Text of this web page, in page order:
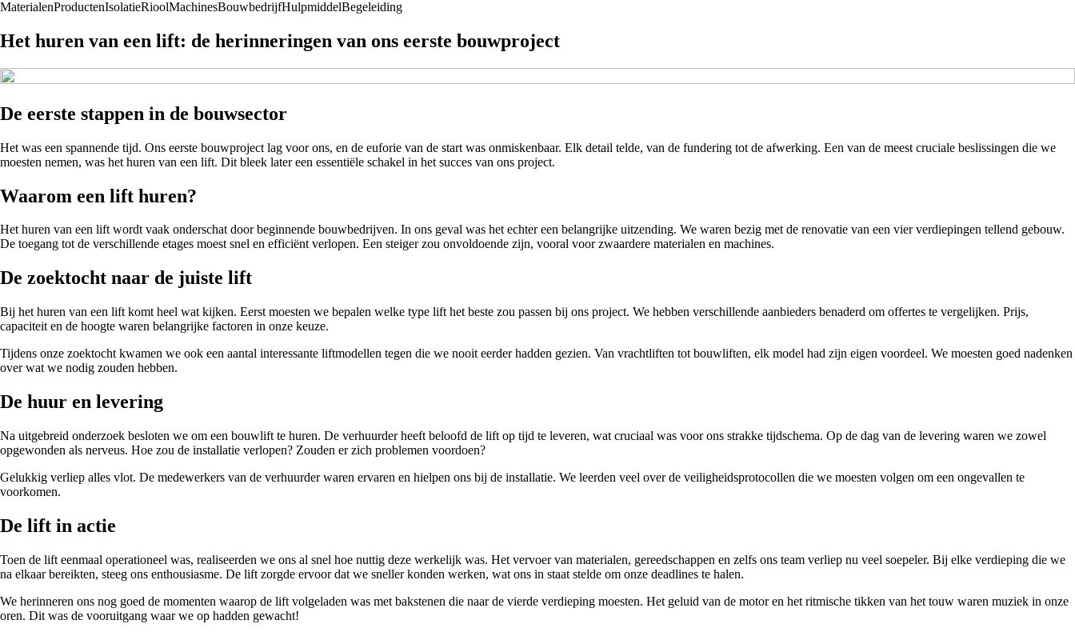
MaterialenProductenIsolatieRioolMachinesBouwbedrijfHulpmiddelBegeleiding
Het huren van een lift: de herinneringen van ons eerste bouwproject
De eerste stappen in de bouwsector
Het was een spannende tijd. Ons eerste bouwproject lag voor ons, en de euforie van de start was onmiskenbaar. Elk detail telde, van de fundering tot de afwerking. Een van de meest cruciale beslissingen die we
moesten nemen, was het huren van een lift. Dit bleek later een essentiële schakel in het succes van ons project.
Waarom een lift huren?
Het huren van een lift wordt vaak onderschat door beginnende bouwbedrijven. In ons geval was het echter een belangrijke uitzending. We waren bezig met de renovatie van een vier verdiepingen tellend gebouw.
De toegang tot de verschillende etages moest snel en efficiënt verlopen. Een steiger zou onvoldoende zijn, vooral voor zwaardere materialen en machines.
De zoektocht naar de juiste lift
Bij het huren van een lift komt heel wat kijken. Eerst moesten we bepalen welke type lift het beste zou passen bij ons project. We hebben verschillende aanbieders benaderd om offertes te vergelijken. Prijs,
capaciteit en de hoogte waren belangrijke factoren in onze keuze.
Tijdens onze zoektocht kwamen we ook een aantal interessante liftmodellen tegen die we nooit eerder hadden gezien. Van vrachtliften tot bouwliften, elk model had zijn eigen voordeel. We moesten goed nadenken
over wat we nodig zouden hebben.
De huur en levering
Na uitgebreid onderzoek besloten we om een bouwlift te huren. De verhuurder heeft beloofd de lift op tijd te leveren, wat cruciaal was voor ons strakke tijdschema. Op de dag van de levering waren we zowel
opgewonden als nerveus. Hoe zou de installatie verlopen? Zouden er zich problemen voordoen?
Gelukkig verliep alles vlot. De medewerkers van de verhuurder waren ervaren en hielpen ons bij de installatie. We leerden veel over de veiligheidsprotocollen die we moesten volgen om een ongevallen te
voorkomen.
De lift in actie
Toen de lift eenmaal operationeel was, realiseerden we ons al snel hoe nuttig deze werkelijk was. Het vervoer van materialen, gereedschappen en zelfs ons team verliep nu veel soepeler. Bij elke verdieping die we
na elkaar bereikten, steeg ons enthousiasme. De lift zorgde ervoor dat we sneller konden werken, wat ons in staat stelde om onze deadlines te halen.
We herinneren ons nog goed de momenten waarop de lift volgeladen was met bakstenen die naar de vierde verdieping moesten. Het geluid van de motor en het ritmische tikken van het touw waren muziek in onze
oren. Dit was de vooruitgang waar we op hadden gewacht!